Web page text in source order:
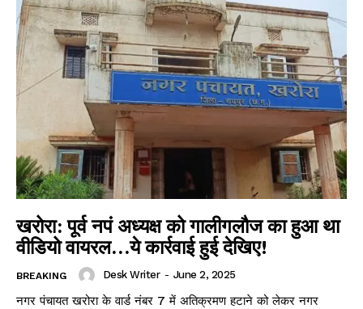
खरोरा: पूर्व नपं अध्यक्ष को गालीगलौज का हुआ था
वीडियो वायरल…ये कार्रवाई हुई देखिए!
BREAKING Desk Writer - June 2, 2025
नगर पंचायत खरोरा के वार्ड नंबर 7 में अतिक्रमण हटाने को लेकर नगर